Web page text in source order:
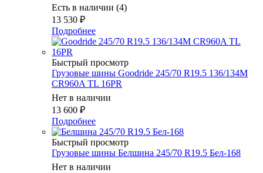
Есть в наличии (4)
13 530 ₽
Подробнее
Быстрый просмотр
Грузовые шины Goodride 245/70 R19.5 136/134M
CR960A TL 16PR
Нет в наличии
13 600 ₽
Подробнее
Быстрый просмотр
Грузовые шины Белшина 245/70 R19.5 Бел-168
Нет в наличии